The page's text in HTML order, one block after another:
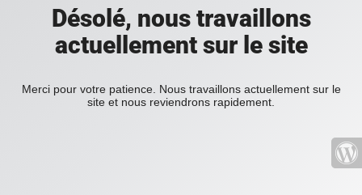
Désolé, nous travaillons
actuellement sur le site
Merci pour votre patience. Nous travaillons actuellement sur le
site et nous reviendrons rapidement.